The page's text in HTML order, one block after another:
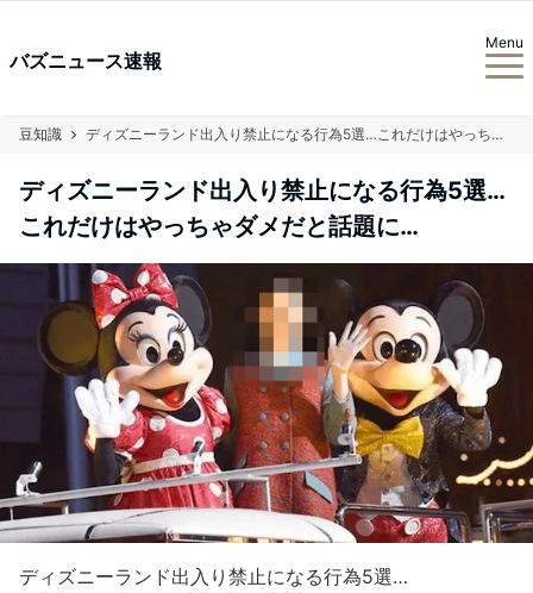
バズニュース速報
Menu
豆知識 ディズニーランド出入り禁止になる行為5選…これだけはやっちゃダメだと話題に…
ディズニーランド出入り禁止になる行為5選…
これだけはやっちゃダメだと話題に…
ディズニーランド出入り禁止になる行為5選…